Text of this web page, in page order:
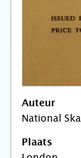
Auteur
National
Plaats